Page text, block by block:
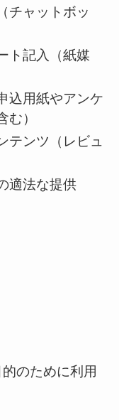
チャットボッ
ト記入（紙媒
込用紙やアンケ
む）
テンツ（レビュ
適法な提供
のために利用